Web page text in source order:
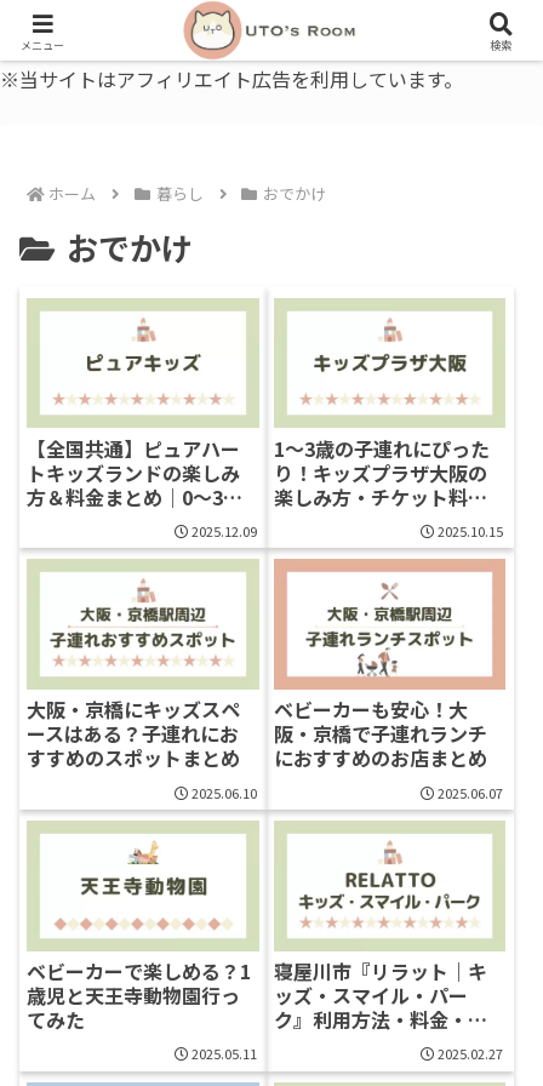
うとの部屋｜毎日に、ちょっと役立つ色と暮らし、健康のこと。
※当サイトはアフィリエイト広告を利用しています。
ホーム 暮らし おでかけ
おでかけ
【全国共通】ピュアハー
トキッズランドの楽しみ
方＆料金まとめ｜0〜3歳
でも安心な室内遊び場2025.12.09
1〜3歳の子連れにぴった
り！キッズプラザ大阪の
楽しみ方・チケット料
金・アクセス完全ガイド
（2025年最新版） 2025.10.15
大阪・京橋にキッズスペ
ースはある？子連れにお
すすめのスポットまとめ
2025.06.10
ベビーカーも安心！大
阪・京橋で子連れランチ
におすすめのお店まとめ
2025.06.07
ベビーカーで楽しめる？1
歳児と天王寺動物園行っ
てみた
2025.05.11
寝屋川市『リラット｜キ
ッズ・スマイル・パー
ク』利用方法・料金・割
2025.02.27
メニュー 検索